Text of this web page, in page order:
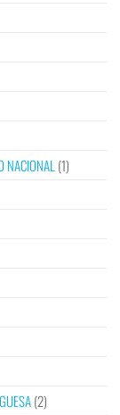
NACIONAL (1)
(2)